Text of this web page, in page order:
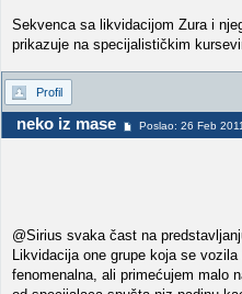
Sekvenca sa likvidacijom Zura i
prikazuje na specijalističkim
Profil
neko iz mase Poslao: 26 Feb
@Sirius svaka čast na
Likvidacija one grupe koja se
fenomenalna, ali primećujem malo